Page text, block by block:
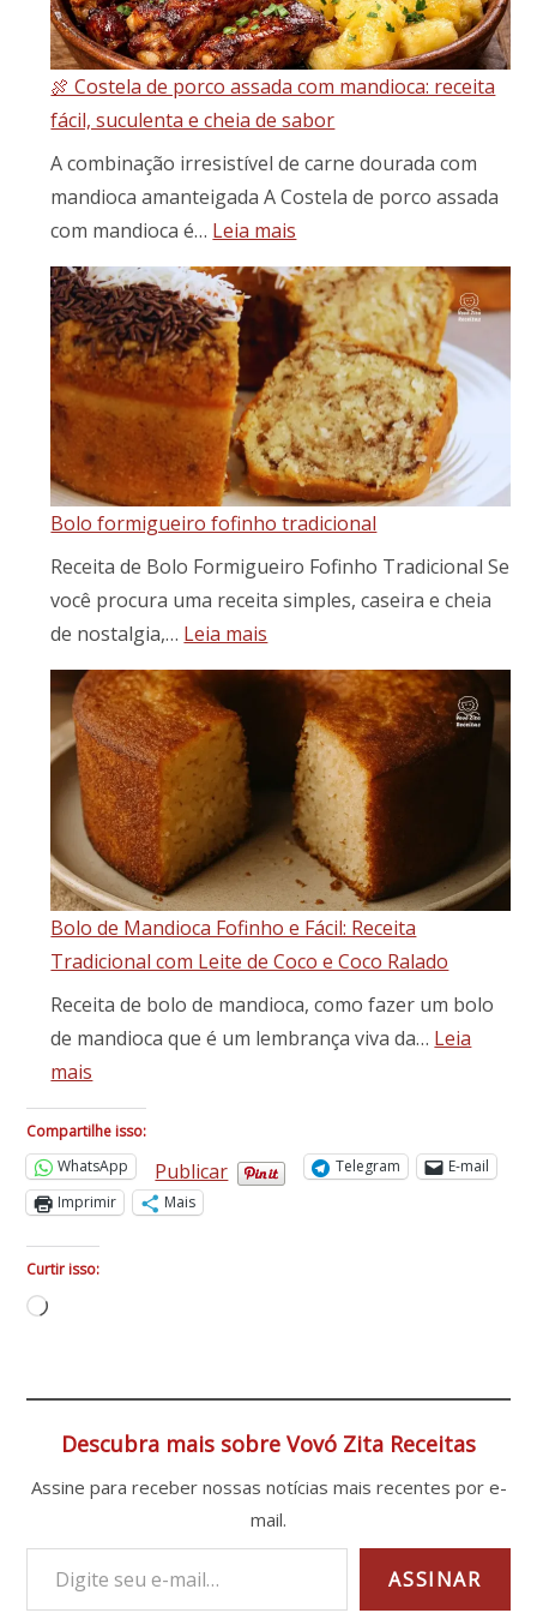
Um
Toque
Brasileiro
em
🍖 Costela de porco assada com mandioca: receita
fácil, suculenta e cheia de sabor
A combinação irresistível de carne dourada com
mandioca amanteigada A Costela de porco assada
com mandioca é… Leia mais
Costela
de
porco
assada
com
mandioca:
receita
fácil,
suculenta
Bolo formigueiro fofinho tradicional
Receita de Bolo Formigueiro Fofinho Tradicional Se
você procura uma receita simples, caseira e cheia
de nostalgia,… Leia mais
formigueiro
fofinho
tradicional
Bolo de Mandioca Fofinho e Fácil: Receita
Tradicional com Leite de Coco e Coco Ralado
Receita de bolo de mandioca, como fazer um bolo
de mandioca que é um lembrança viva da… Leia
mais
de
Mandioca
Fofinho
e
Fácil:
Receita
de
e
Coco
Compartilhe isso:
WhatsApp
Publicar Telegram
E-mail
Imprimir
Mais
Curtir isso:
Carregando...
Descubra mais sobre Vovó Zita Receitas
Assine para receber nossas notícias mais recentes por e-
mail.
Digite seu e-mail…
ASSINAR